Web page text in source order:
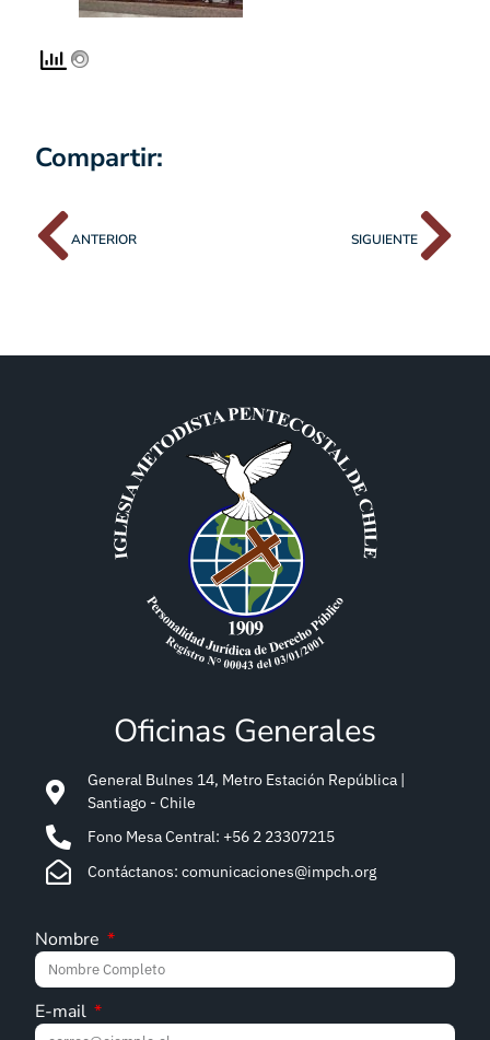
Compartir:
ANTERIOR SIGUIENTE
Oficinas Generales
General Bulnes 14, Metro Estación República |
Santiago - Chile
Fono Mesa Central: +56 2 23307215
Contáctanos: comunicaciones@impch.org
Nombre
E-mail